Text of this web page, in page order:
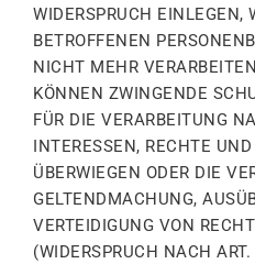
WIDERSPRUCH EINLEGEN,
BETROFFENEN
NICHT MEHR
KÖNNEN ZWINGENDE
FÜR DIE VERARBEITUNG
INTERESSEN, RECHTE
ÜBERWIEGEN ODER DIE
GELTENDMACHUNG,
VERTEIDIGUNG VON
(WIDERSPRUCH NACH